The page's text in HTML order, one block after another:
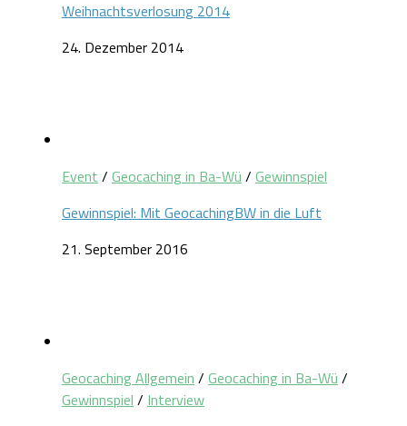
Weihnachtsverlosung 2014
24. Dezember 2014
Event / Geocaching in Ba-Wü / Gewinnspiel
Gewinnspiel: Mit GeocachingBW in die Luft
21. September 2016
Geocaching Allgemein / Geocaching in Ba-Wü /
Gewinnspiel / Interview